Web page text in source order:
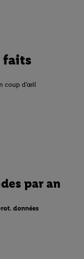
faits
coup d’œil
par an
données